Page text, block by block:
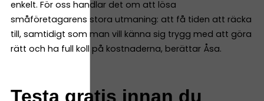
enkelt. För oss handlar det om att lösa
småföretagarens stora utmaning: att få tiden att räcka
till, samtidigt som man vill känna sig trygg med att göra
rätt och ha full koll på kostnaderna, berättar Åsa.
Testa gratis innan du